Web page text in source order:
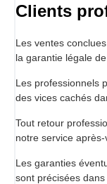
Clients
Les ventes
la garantie légale
Les professionnels
des vices cachés
Tout retour
notre service après-
Les garanties
sont précisées